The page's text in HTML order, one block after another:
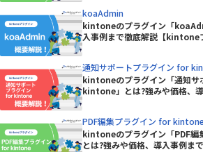
koaAdmin
kintoneのプラグイン「
入事例まで徹底解説【kintone
通知サポートプラグイン for
kintoneのプラグイン「通知サ
kintone」とは?強みや価格、
PDF編集プラグイン for
kintoneのプラグイン「PDF編
とは?強みや価格、導入事例